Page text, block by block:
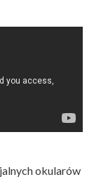
okularów